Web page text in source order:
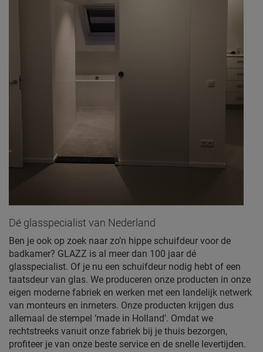
Dé glasspecialist van Nederland
Ben je ook op zoek naar zo’n hippe schuifdeur voor de
badkamer? GLAZZ is al meer dan 100 jaar dé
glasspecialist. Of je nu een schuifdeur nodig hebt of een
taatsdeur van glas. We produceren onze producten in onze
eigen moderne fabriek en werken met een landelijk netwerk
van monteurs en inmeters. Onze producten krijgen dus
allemaal de stempel ‘made in Holland’. Omdat we
rechtstreeks vanuit onze fabriek bij je thuis bezorgen,
profiteer je van onze beste service en de snelle levertijden.